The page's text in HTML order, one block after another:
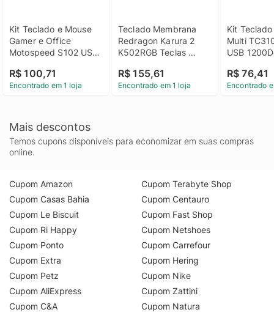
Kit Teclado e Mouse
Gamer e Office
Motospeed S102 USB
Preto
R$ 100,71
Encontrado em 1 loja
Teclado Membrana
Redragon Karura 2
K502RGB Teclas
Preto
R$ 155,61
Encontrado em 1 loja
Kit
Multi
USB
Preto
R$ 76,41
Encontrado
Mais descontos
Temos cupons disponíveis para economizar em suas compras
online.
Cupom Amazon
Cupom Casas Bahia
Cupom Le Biscuit
Cupom Ri Happy
Cupom Ponto
Cupom Extra
Cupom Petz
Cupom AliExpress
Cupom C&A
Cupom Terabyte Shop
Cupom Centauro
Cupom Fast Shop
Cupom Netshoes
Cupom Carrefour
Cupom Hering
Cupom Nike
Cupom Zattini
Cupom Natura